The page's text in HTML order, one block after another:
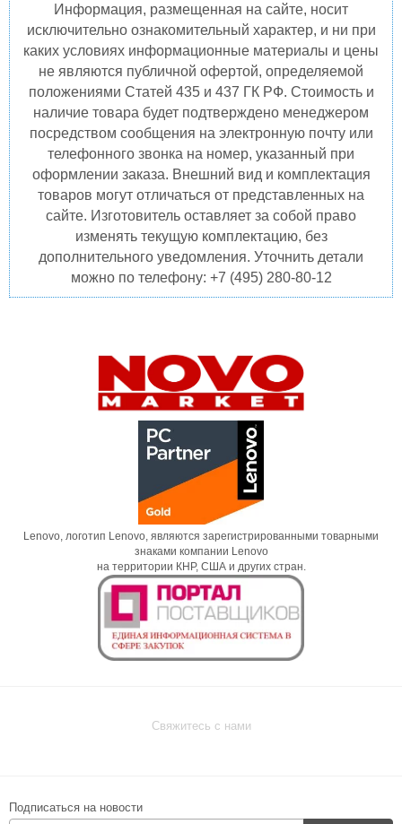
Информация, размещенная на сайте, носит
исключительно ознакомительный характер, и ни при
каких условиях информационные материалы и цены
не являются публичной офертой, определяемой
положениями Статей 435 и 437 ГК РФ. Стоимость и
наличие товара будет подтверждено менеджером
посредством сообщения на электронную почту или
телефонного звонка на номер, указанный при
оформлении заказа. Внешний вид и комплектация
товаров могут отличаться от представленных на
сайте. Изготовитель оставляет за собой право
изменять текущую комплектацию, без
дополнительного уведомления. Уточнить детали
можно по телефону: +7 (495) 280-80-12
Lenovo, логотип Lenovo, являются зарегистрированными товарными
знаками компании Lenovo
на территории КНР, США и других стран.
Свяжитесь с нами
Подписаться на новости